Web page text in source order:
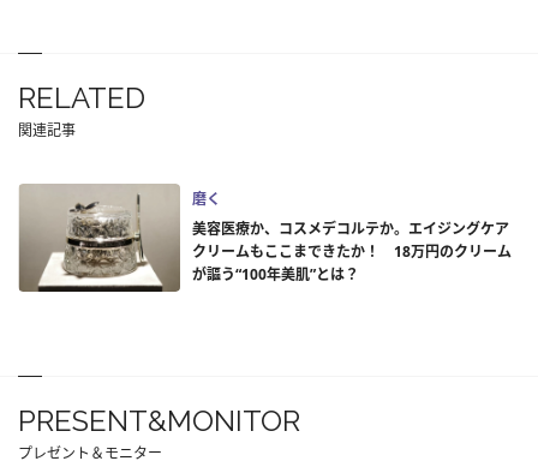
RELATED
関連記事
磨く
美容医療か、コスメデコルテか。エイジングケア
クリームもここまできたか！ 18万円のクリーム
が謳う“100年美肌”とは？
PRESENT&MONITOR
プレゼント＆モニター